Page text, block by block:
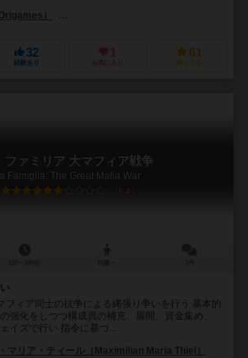
）
32
経験あり
1
お気に入り
61
持ってる
ファミリア 大マフィア戦争
Famiglia: The Great Mafia War
6.4
フィア同士の抗争による縄張り争いを行う 基本的
強化をしつつ構成員の補充、展開、資金集め、
イズで行い 指令に基づ...
マリア・ティール（Maximilian Maria Thiel）